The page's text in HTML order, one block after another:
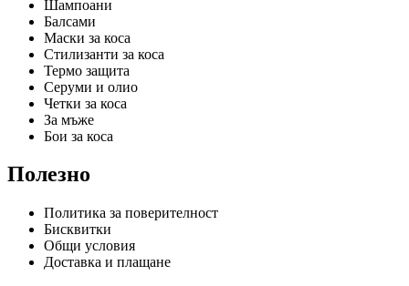
Шампоани
Балсами
Маски за коса
Стилизанти за коса
Термо защита
Серуми и олио
Четки за коса
За мъже
Бои за коса
Полезно
Политика за поверителност
Бисквитки
Общи условия
Доставка и плащане